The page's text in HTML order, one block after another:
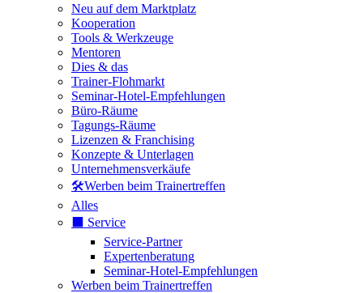
Neu auf dem Marktplatz
Kooperation
Tools & Werkzeuge
Mentoren
Dies & das
Trainer-Flohmarkt
Seminar-Hotel-Empfehlungen
Büro-Räume
Tagungs-Räume
Lizenzen & Franchising
Konzepte & Unterlagen
Unternehmensverkäufe
🛠️Werben beim Trainertreffen
Alles
⬛️ Service
Service-Partner
Expertenberatung
Seminar-Hotel-Empfehlungen
Werben beim Trainertreffen